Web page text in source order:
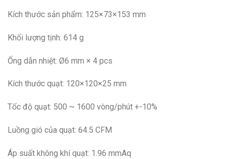
Kích thước sản phẩm: 125×73×153 mm
Khối lượng tịnh: 614 g
Ống dẫn nhiệt: Ø6 mm × 4 pcs
Kích thước quạt: 120×120×25 mm
Tốc độ quạt: 500 ~ 1600 vòng/phút +-10%
Luồng gió của quạt: 64.5 CFM
Áp suất không khí quạt: 1.96 mmAq